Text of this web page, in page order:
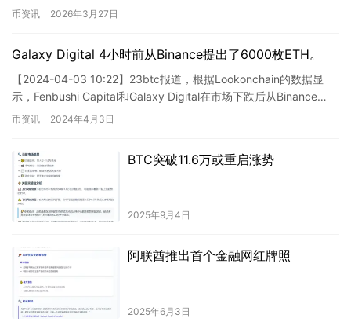
开出一笔 20 倍…
币资讯 2026年3月27日
Galaxy Digital 4小时前从Binance提出了6000枚ETH。
【2024-04-03 10:22】23btc报道，根据Lookonchain的数据显
示，Fenbushi Capital和Galaxy Digital在市场下跌后从Binance…
币资讯 2024年4月3日
BTC突破11.6万或重启涨势
2025年9月4日
阿联酋推出首个金融网红牌照
2025年6月3日